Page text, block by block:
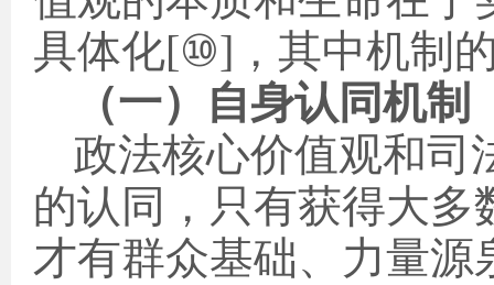
具体化[⑩] ，其中机制
（一）自身认同机制
政法核心价值观和司
的认同，只有获得大
才有群众基础、力量源